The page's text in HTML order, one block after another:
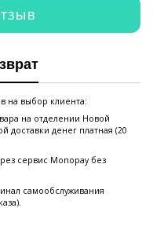
на выбор клиента:
на отделении Новой
доставки денег платная (20
сервис Monopay без
самообслуживания